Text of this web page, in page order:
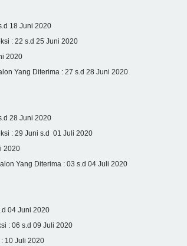
18 Juni 2020
: 22 s.d 25 Juni 2020
2020
Yang Diterima : 27 s.d 28 Juni 2020
28 Juni 2020
: 29 Juni s.d 01 Juli 2020
2020
Yang Diterima : 03 s.d 04 Juli 2020
04 Juni 2020
: 06 s.d 09 Juli 2020
10 Juli 2020